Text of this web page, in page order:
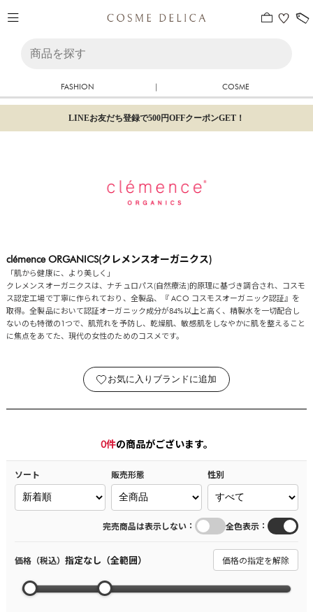
FASHION | COSME
LINEお友だち登録で500円OFFクーポンGET！
clémence ORGANICS(クレメンスオーガニクス)
「肌から健康に、より美しく」
クレメンスオーガニクスは、ナチュロパス(自然療法)的原理に基づき調合され、コスモ
ス認定工場で丁寧に作られており、全製品、『 ACO コスモスオーガニック認証』を
取得。全製品において認証オーガニック成分が84%以上と高く、精製水を一切配合し
ないのも特徴の1つで、肌荒れを予防し、乾燥肌、敏感肌をしなやかに肌を整えること
に焦点をあてた、現代の女性のためのコスメです。
お気に入りブランドに追加
0件の商品がございます。
ソート 販売形態 性別
完売商品は表示しない ： 全色表示 ：
価格（税込） 指定なし（全範囲） 価格の指定を解除